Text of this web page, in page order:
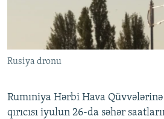
Rusiya dronu
Rumıniya Hərbi Hava
qırıcısı iyulun 26-da səhər